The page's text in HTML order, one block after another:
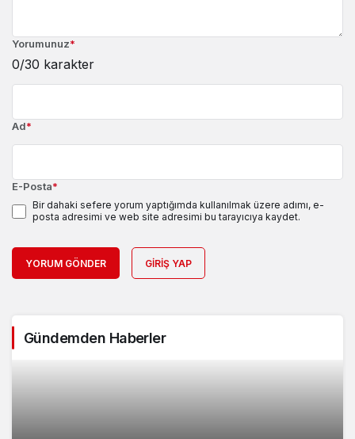
Yorumunuz*
0/30 karakter
Ad*
E-Posta*
Bir dahaki sefere yorum yaptığımda kullanılmak üzere adımı, e-
posta adresimi ve web site adresimi bu tarayıcıya kaydet.
YORUM GÖNDER GIRIŞ YAP
Gündemden Haberler